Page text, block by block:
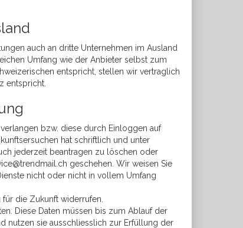
auch an dritte Unternehmen im Ausland
Umfang wie der Anbieter selbst zum
entspricht, stellen wir vertraglich
entspricht.
bzw. diese durch Einloggen auf
hat schriftlich und unter
jederzeit beantragen zu löschen oder
geschehen. Wir weisen Sie
nicht oder nicht in vollem Umfang
die Zukunft widerrufen.
Diese Daten müssen bis zum Ablauf der
nutzen sie ausschliesslich zur Erfüllung der